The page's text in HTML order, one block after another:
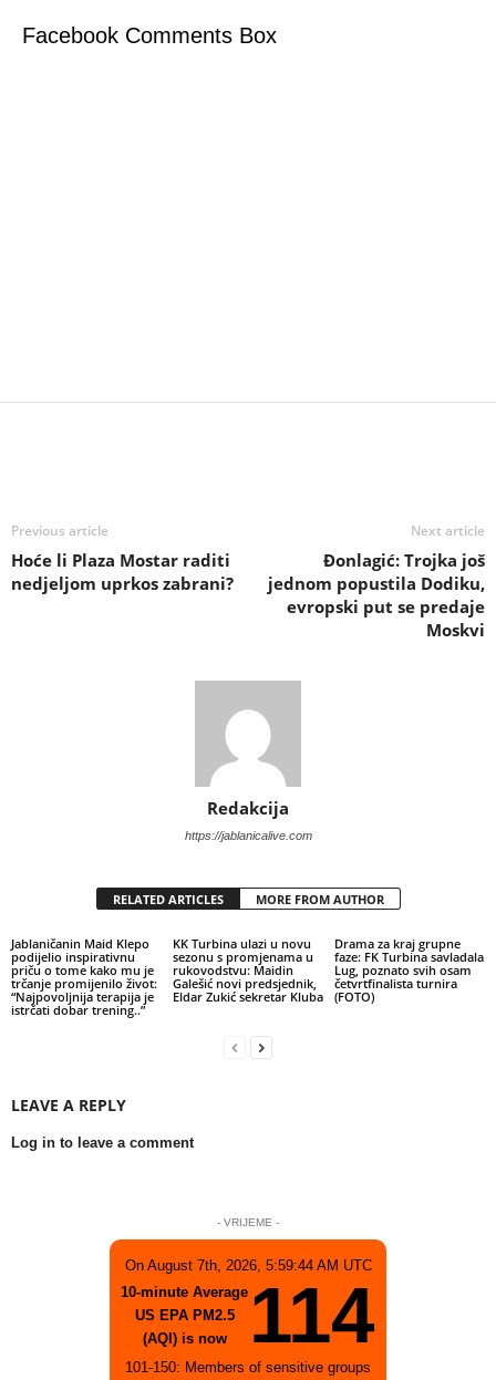
Facebook Comments Box
Previous article
Hoće li Plaza Mostar raditi
nedjeljom uprkos zabrani?
Next article
Đonlagić: Trojka još
jednom popustila Dodiku,
evropski put se predaje
Moskvi
Redakcija
https://jablanicalive.com
RELATED ARTICLES MORE FROM AUTHOR
Jablaničanin Maid Klepo
podijelio inspirativnu
priču o tome kako mu je
trčanje promijenilo život:
“Najpovoljnija terapija je
istrčati dobar trening..”
KK Turbina ulazi u novu
sezonu s promjenama u
rukovodstvu: Maidin
Galešić novi predsjednik,
Eldar Zukić sekretar Kluba
Drama za kraj grupne
faze: FK Turbina savladala
Lug, poznato svih osam
četvrtfinalista turnira
(FOTO)
LEAVE A REPLY
Log in to leave a comment
- VRIJEME -
On August 7th, 2026, 5:59:44 AM UTC
10-minute Average
US EPA PM2.5
(AQI) is now
114
101-150: Members of sensitive groups